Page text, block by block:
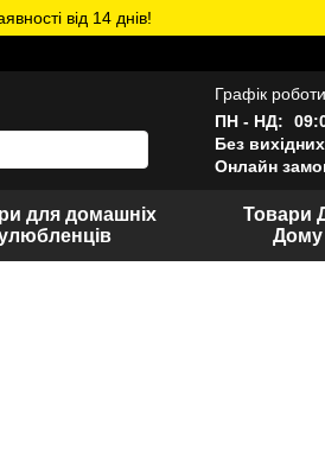
від 14 днів!
Графік
ПН - НД:
Без вихідних
Онлайн
для домашніх
Товари
Дому